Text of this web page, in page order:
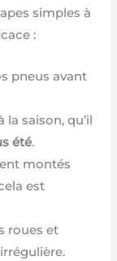
simples à
:
pneus avant
saison, qu’il
été.
montés
est
roues et